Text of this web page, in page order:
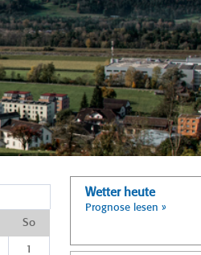
So
1
Wetter heute
Prognose lesen »